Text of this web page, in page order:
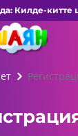
Килде-китте